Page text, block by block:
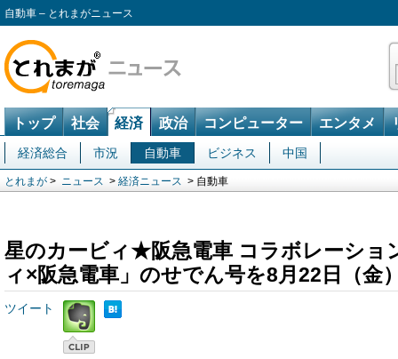
自動車 – とれまがニュース
トップ 社会 経済 政治 コンピューター エンタメ
経済総合 市況 自動車 ビジネス 中国
とれまが > ニュース > 経済ニュース > 自動車
星のカービィ★阪急電車 コラボレーショ
ィ×阪急電車」のせでん号を8月22日（金
ツイート